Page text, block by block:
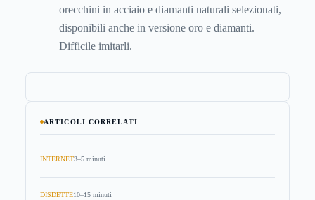
orecchini in acciaio e diamanti naturali selezionati,
disponibili anche in versione oro e diamanti.
Difficile imitarli.
ARTICOLI CORRELATI
INTERNET3–5 minuti
DISDETTE10–15 minuti